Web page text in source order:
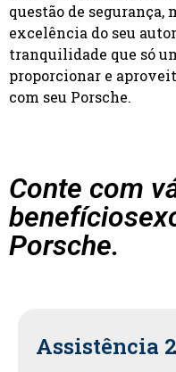
questão de segurança,
excelência do seu
tranquilidade que só
proporcionar e
com seu Porsche.
Conte com
Porsche.
Assistência